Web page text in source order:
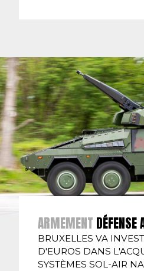
ARMEMENT DÉFENSE
BRUXELLES VA
D'EUROS DANS
SYSTÈMES SOL-AIR